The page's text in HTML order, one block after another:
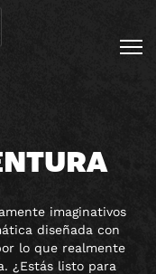
imaginativos
diseñada con
lo que realmente
¿Estás listo para